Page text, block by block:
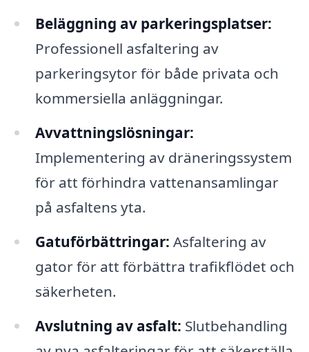
Beläggning av parkeringsplatser:
Professionell asfaltering av
parkeringsytor för både privata och
kommersiella anläggningar.
Avvattningslösningar:
Implementering av dräneringssystem
för att förhindra vattenansamlingar
på asfaltens yta.
Gatuförbättringar: Asfaltering av
gator för att förbättra trafikflödet och
säkerheten.
Avslutning av asfalt: Slutbehandling